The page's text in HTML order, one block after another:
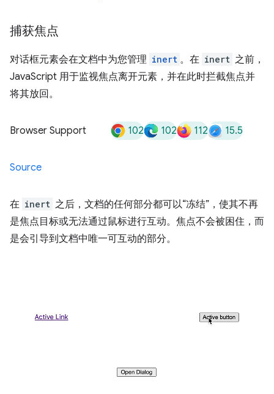
捕获焦点
对话框元素会在文档中为您管理 inert 。在 inert 之前，
JavaScript 用于监视焦点离开元素，并在此时拦截焦点并
将其放回。
Browser Support 102 102 112 15.5
Source
在 inert 之后，文档的任何部分都可以“冻结”，使其不再
是焦点目标或无法通过鼠标进行互动。焦点不会被困住，而
是会引导到文档中唯一可互动的部分。